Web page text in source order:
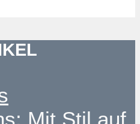
Mit Stil auf